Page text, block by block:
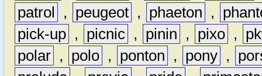
patrol
, peugeot , phaeton ,
pick-up , picnic , pinin , pixo ,
polar , polo , ponton , pony ,